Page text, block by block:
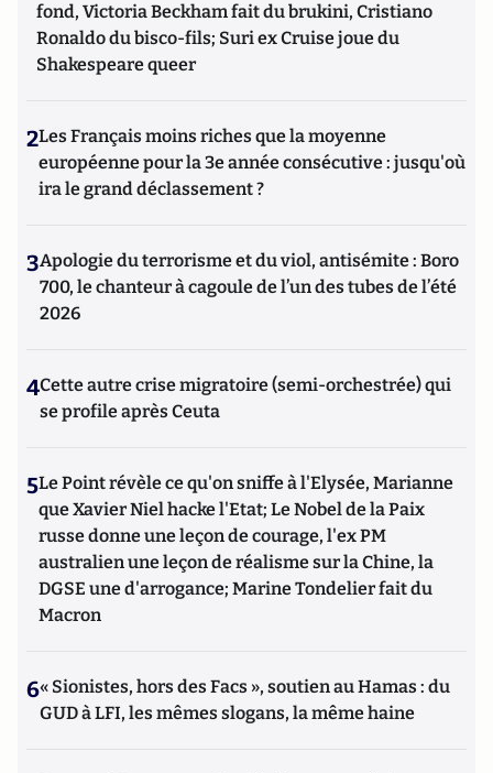
fond, Victoria Beckham fait du brukini, Cristiano
Ronaldo du bisco-fils; Suri ex Cruise joue du
Shakespeare queer
2Les Français moins riches que la moyenne
européenne pour la 3e année consécutive : jusqu'où
ira le grand déclassement ?
3Apologie du terrorisme et du viol, antisémite : Boro
700, le chanteur à cagoule de l’un des tubes de l’été
2026
4Cette autre crise migratoire (semi-orchestrée) qui
se profile après Ceuta
5Le Point révèle ce qu'on sniffe à l'Elysée, Marianne
que Xavier Niel hacke l'Etat; Le Nobel de la Paix
russe donne une leçon de courage, l'ex PM
australien une leçon de réalisme sur la Chine, la
DGSE une d'arrogance; Marine Tondelier fait du
Macron
6« Sionistes, hors des Facs », soutien au Hamas : du
GUD à LFI, les mêmes slogans, la même haine